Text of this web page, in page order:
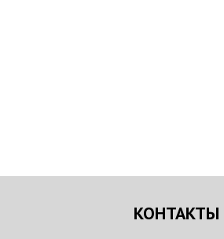
КОНТАКТЫ